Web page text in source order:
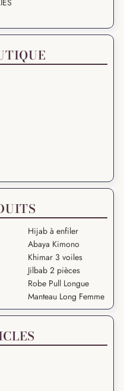
Hijab à enfiler
Abaya Kimono
Khimar 3 voiles
Jilbab 2 pièces
Robe Pull Longue
Manteau Long Femme